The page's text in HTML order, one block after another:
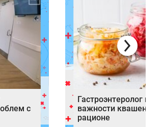
с
Гастроэнтеролог
важности квашеных
рационе